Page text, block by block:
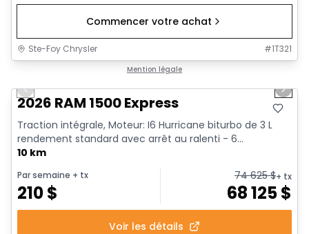
Commencer votre achat
Ste-Foy Chrysler #1T321
Mention légale
Previous slide Next
2026 RAM 1500 Express
Traction intégrale, Moteur: I6 Hurricane biturbo de 3 L
rendement standard avec arrêt au ralenti - 6...
10 km
Par semaine + tx
210$
74 625$+ tx
68 125$
Voir les détails